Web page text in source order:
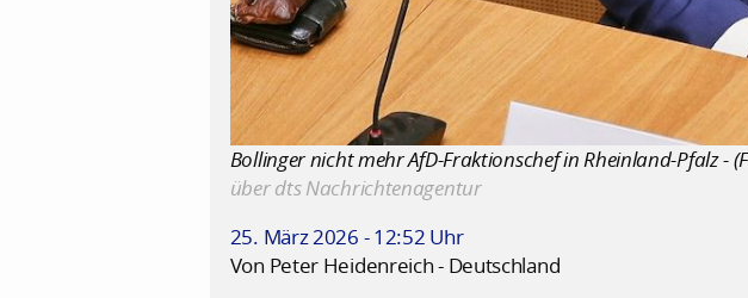
Bollinger nicht mehr AfD-Fraktionschef in Rheinland-Pfalz -
über dts Nachrichtenagentur
25. März 2026 - 12:52 Uhr
Von Peter Heidenreich - Deutschland